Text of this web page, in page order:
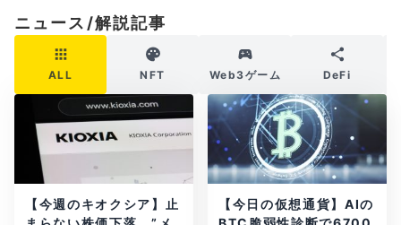
ニュース/解説記事
ALL NFT Web3ゲーム DeFi
【今週のキオクシア】止
【今日の仮想通貨】AIの